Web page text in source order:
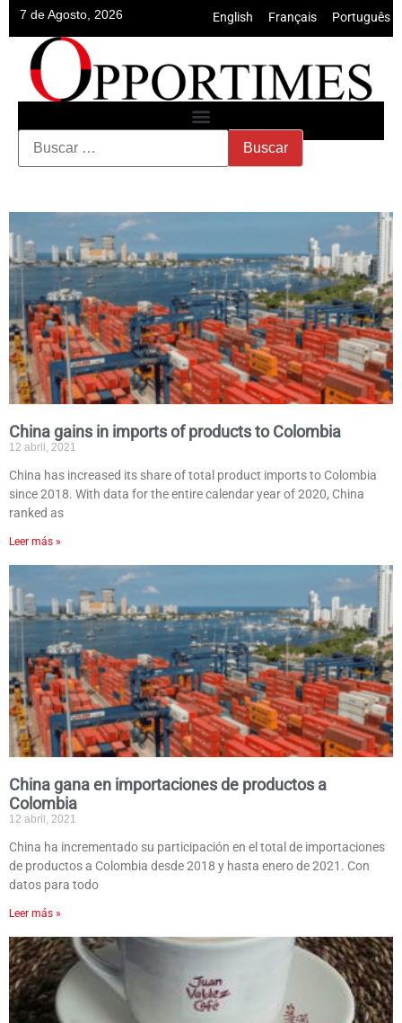
7 de Agosto, 2026 English Français Português
China gains in imports of products to Colombia
12 abril, 2021
China has increased its share of total product imports to Colombia
since 2018. With data for the entire calendar year of 2020, China
ranked as
Leer más »
China gana en importaciones de productos a
Colombia
12 abril, 2021
China ha incrementado su participación en el total de importaciones
de productos a Colombia desde 2018 y hasta enero de 2021. Con
datos para todo
Leer más »